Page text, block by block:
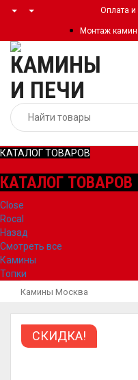
Оплата и
Монтаж
КАТАЛОГ ТОВАРОВ
КАТАЛОГ ТОВАРОВ
Close
Rocal
Назад
Смотреть все
Камины
Топки
Камины Москва
СКИДКА!